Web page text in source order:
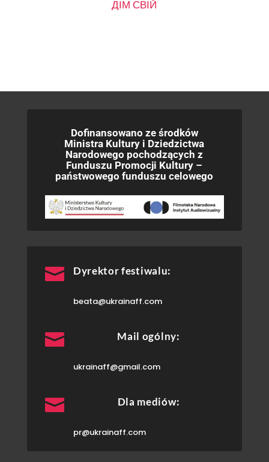
ДІМ СВІЙ
Dofinansowano ze środków
Ministra Kultury i Dziedzictwa
Narodowego pochodzących z
Funduszu Promocji Kultury –
państwowego funduszu celowego
 Dyrektor festiwalu:
beata@ukrainaff.com
 Mail ogólny:
ukrainaff@gmail.com
 Dla mediów:
pr@ukrainaff.com